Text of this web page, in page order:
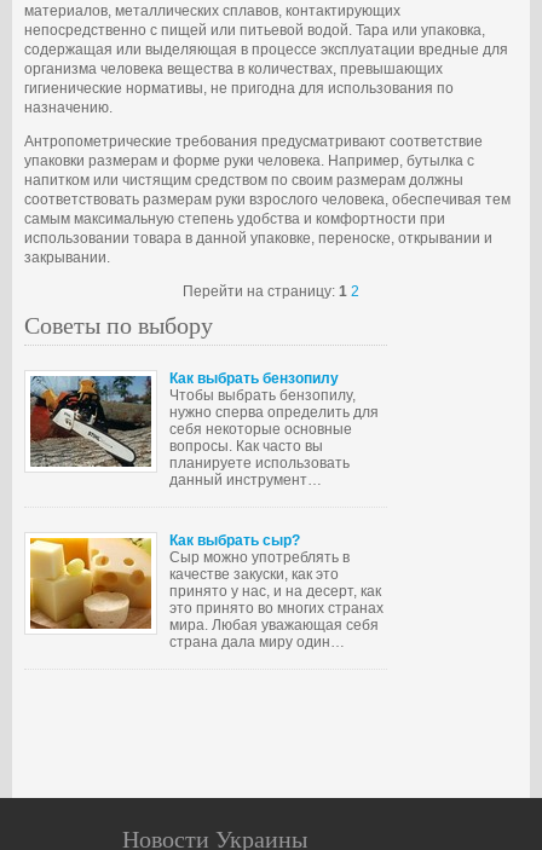
материалов, металлических сплавов, контактирующих
непосредственно с пищей или питьевой водой. Тара или упаковка,
содержащая или выделяющая в процессе эксплуатации вредные для
организма человека вещества в количествах, превышающих
гигиенические нормативы, не пригодна для использования по
назначению.
Антропометрические требования предусматривают соответствие
упаковки размерам и форме руки человека. Например, бутылка с
напитком или чистящим средством по своим размерам должны
соответствовать размерам руки взрослого человека, обеспечивая тем
самым максимальную степень удобства и комфортности при
использовании товара в данной упаковке, переноске, открывании и
закрывании.
Перейти на страницу: 1 2
Советы по выбору
Как выбрать бензопилу
Чтобы выбрать бензопилу,
нужно сперва определить для
себя некоторые основные
вопросы. Как часто вы
планируете использовать
данный инструмент…
Как выбрать сыр?
Сыр можно употреблять в
качестве закуски, как это
принято у нас, и на десерт, как
это принято во многих странах
мира. Любая уважающая себя
страна дала миру один…
Новости Украины